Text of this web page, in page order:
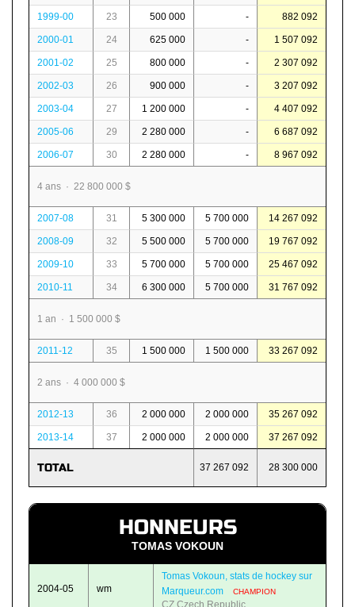
1999-00 23 500 000 - 882 092
2000-01 24 625 000 - 1 507 092
2001-02 25 800 000 - 2 307 092
2002-03 26 900 000 - 3 207 092
2003-04 27 1 200 000 - 4 407 092
2005-06 29 2 280 000 - 6 687 092
2006-07 30 2 280 000 - 8 967 092
4 ans · 22 800 000 $
2007-08 31 5 300 000 5 700 000 14 267 092
2008-09 32 5 500 000 5 700 000 19 767 092
2009-10 33 5 700 000 5 700 000 25 467 092
2010-11 34 6 300 000 5 700 000 31 767 092
1 an · 1 500 000 $
2011-12 35 1 500 000 1 500 000 33 267 092
2 ans · 4 000 000 $
2012-13 36 2 000 000 2 000 000 35 267 092
2013-14 37 2 000 000 2 000 000 37 267 092
TOTAL 37 267 092 28 300 000
HONNEURS
TOMAS VOKOUN
2004-05 wm
Tomas Vokoun, stats de hockey sur
Marqueur.com
CHAMPION
CZ Czech Republic